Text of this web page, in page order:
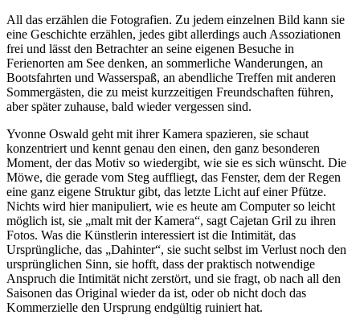
All das erzählen die Fotografien. Zu jedem einzelnen Bild kann sie
eine Geschichte erzählen, jedes gibt allerdings auch Assoziationen
frei und lässt den Betrachter an seine eigenen Besuche in
Ferienorten am See denken, an sommerliche Wanderungen, an
Bootsfahrten und Wasserspaß, an abendliche Treffen mit anderen
Sommergästen, die zu meist kurzzeitigen Freundschaften führen,
aber später zuhause, bald wieder vergessen sind.
Yvonne Oswald geht mit ihrer Kamera spazieren, sie schaut
konzentriert und kennt genau den einen, den ganz besonderen
Moment, der das Motiv so wiedergibt, wie sie es sich wünscht. Die
Möwe, die gerade vom Steg auffliegt, das Fenster, dem der Regen
eine ganz eigene Struktur gibt, das letzte Licht auf einer Pfütze.
Nichts wird hier manipuliert, wie es heute am Computer so leicht
möglich ist, sie „malt mit der Kamera“, sagt Cajetan Gril zu ihren
Fotos. Was die Künstlerin interessiert ist die Intimität, das
Ursprüngliche, das „Dahinter“, sie sucht selbst im Verlust noch den
ursprünglichen Sinn, sie hofft, dass der praktisch notwendige
Anspruch die Intimität nicht zerstört, und sie fragt, ob nach all den
Saisonen das Original wieder da ist, oder ob nicht doch das
Kommerzielle den Ursprung endgültig ruiniert hat.